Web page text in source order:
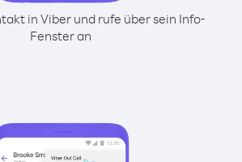
in Viber und rufe über sein Info-
Fenster an